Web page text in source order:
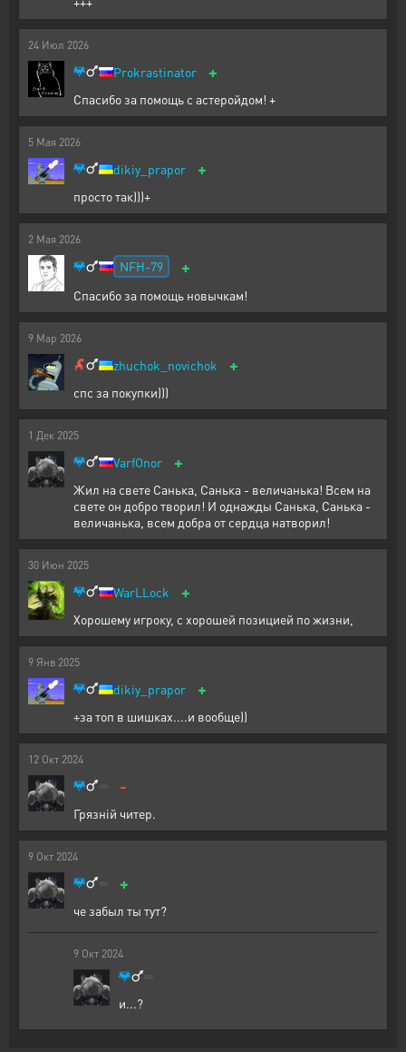
24 Июл 2026
Prokrastinator +
Спасибо за помощь с астеройдом! +
5 Мая 2026
dikiy_prapor +
просто так)))+
2 Мая 2026
NFH-79 +
Спасибо за помощь новычкам!
9 Мар 2026
zhuchok_novichok +
спс за покупки)))
1 Дек 2025
VarfOnor +
Жил на свете Санька, Санька - величанька! Всем на
свете он добро творил! И однажды Санька, Санька -
величанька, всем добра от сердца натворил!
30 Июн 2025
WarLLock +
Хорошему игроку, с хорошей позицией по жизни,
9 Янв 2025
dikiy_prapor +
+за топ в шишках....и вообще))
12 Окт 2024
-
Грязній читер.
9 Окт 2024
+
че забыл ты тут?
9 Окт 2024
и...?